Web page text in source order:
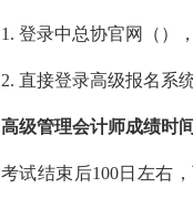
1. 登录中总协官网（ ）
2. 直接登录高级报名系
高级管理会计师成绩时间
考试结束后100日左右